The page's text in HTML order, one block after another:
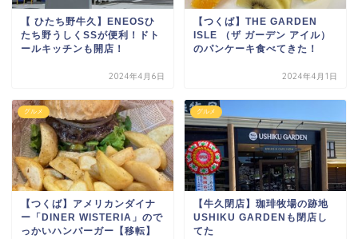
【 ひたち野牛久】ENEOSひ
たち野うしくSSが便利！ドト
ールキッチンも開店！
2024年4月6日
【つくば】THE GARDEN
ISLE （ザ ガーデン アイル）
のパンケーキ食べてきた！
2024年4月1日
グルメ
【つくば】アメリカンダイナ
ー「DINER WISTERIA」ので
っかいハンバーガー【移転】
グルメ
【牛久閉店】珈琲牧場の跡地
USHIKU GARDENも閉店し
てた